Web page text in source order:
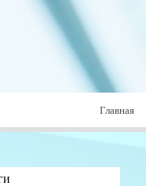
Главная